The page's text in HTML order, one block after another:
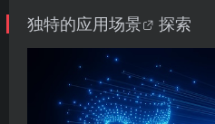
独特的应用场景 探索